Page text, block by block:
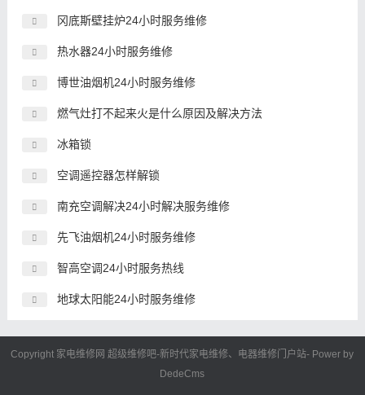
冈底斯壁挂炉24小时服务维修
热水器24小时服务维修
博世油烟机24小时服务维修
燃气灶打不起来火是什么原因及解决方法
冰箱锁
空调遥控器怎样解锁
南充空调解决24小时解决服务维修
先飞油烟机24小时服务维修
智高空调24小时服务热线
地球太阳能24小时服务维修
Copyright 家电维修网超级维修吧-新时代家电维修、电器维修门户站- Power by
DedeCms